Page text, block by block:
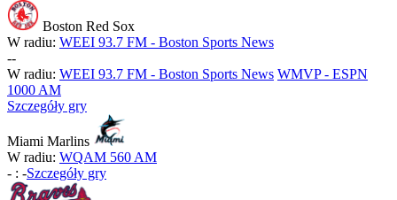
Boston Red Sox
W radiu: WEEI 93.7 FM - Boston Sports News
--
W radiu: WEEI 93.7 FM - Boston Sports News WMVP - ESPN
1000 AM
Szczegóły gry
Miami Marlins
W radiu: WQAM 560 AM
- : -Szczegóły gry